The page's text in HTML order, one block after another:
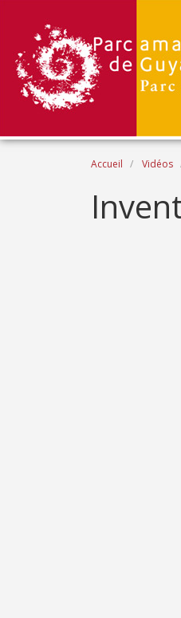
Fil d'Ariane
Accueil Vidéos
Name